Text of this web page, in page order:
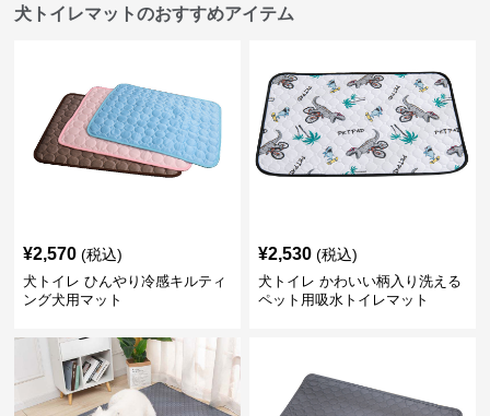
犬トイレマットのおすすめアイテム
¥2,570 (税込)
犬トイレ ひんやり冷感キルティ
ング犬用マット
¥2,530 (税込)
犬トイレ かわいい柄入り洗える
ペット用吸水トイレマット